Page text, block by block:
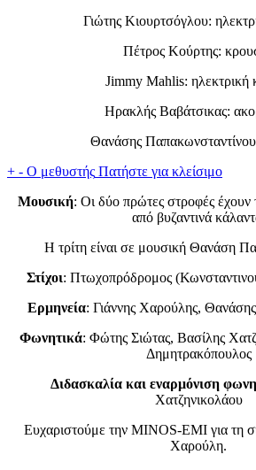
Γιώτης Κιουρτσόγλου:
Πέτρος Κούρτης:
Jimmy Mahlis: ηλεκτρική
Ηρακλής Βαβάτσικας:
Θανάσης
+ - Ο μεθυστής Πατήστε για κλείσιμο
Μουσική: Οι δύο πρώτες στροφές
από βυζαντινά
Η τρίτη είναι σε μουσική Θανάση
Στίχοι: Πτωχοπρόδρομος
Ερμηνεία: Γιάννης Χαρούλης,
Φωνητικά: Φώτης Σιώτας, Βασίλης
Δημητρακόπουλος
Διδασκαλία και εναρμόνιση
Χατζηνικολάου
Ευχαριστούμε την MINOS-EMI για τη
Χαρούλη.